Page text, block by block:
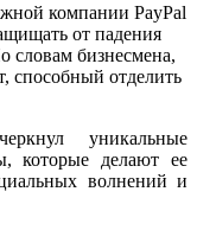
компании PayPal
от падения
бизнесмена,
способный отделить
уникальные
которые делают ее
волнений и